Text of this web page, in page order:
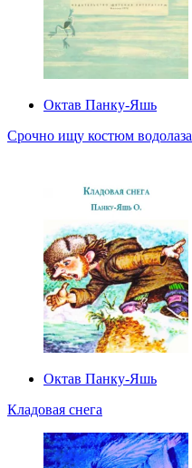
Октав Панку‑Яшь
Срочно ищу костюм водолаза
Октав Панку‑Яшь
Кладовая снега